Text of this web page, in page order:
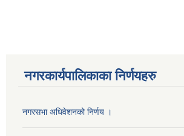
नगरकार्यपालिकाका निर्णयहरु
नगरसभा अधिवेशनको निर्णय ।